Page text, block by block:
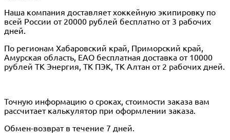
Наша компания доставляет хоккейную экипировку по
всей России от 20000 рублей бесплатно от 3 рабочих
дней.
По регионам Хабаровский край, Приморский край,
Амурская область, ЕАО бесплатная доставка от 10000
рублей ТК Энергия, ТК ПЭК, ТК Алтан от 2 рабочих дней.
Точную информацию о сроках, стоимости заказа вам
рассчитает калькулятор при оформлении заказа.
Обмен-возврат в течение 7 дней.